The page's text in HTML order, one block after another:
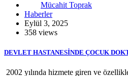
Mücahit Toprak
Haberler
Eylül 3, 2025
358 views
DEVLET HASTANESİNDE ÇOCUK
2002 yılında hizmete giren ve